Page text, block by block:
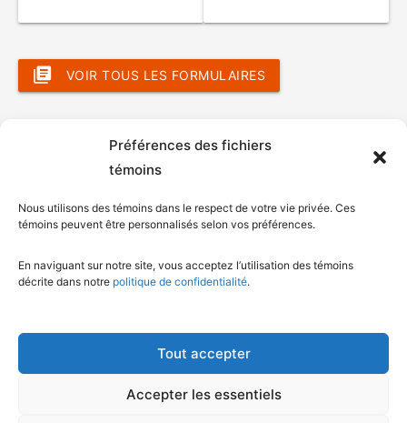
Préférences des fichiers
témoins
Nous utilisons des témoins dans le respect de votre vie privée. Ces
témoins peuvent être personnalisés selon vos préférences.
En naviguant sur notre site, vous acceptez l’utilisation des témoins
décrite dans notre politique de confidentialité.
Tout accepter
Accepter les essentiels
VOIR TOUS LES FORMULAIRES
© Gouvernement du Québec, 2026
Plan du site
Accès à l'information